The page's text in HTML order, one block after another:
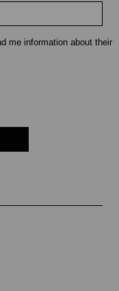
me information about their